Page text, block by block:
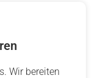
Wir bereiten